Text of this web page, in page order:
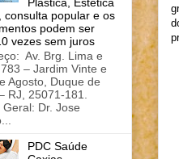
consulta popular e os
podem ser
vezes sem juros
Av. Brg. Lima e
– Jardim Vinte e
Agosto, Duque de
RJ, 25071-181.
Geral: Dr. Jose
PDC Saúde